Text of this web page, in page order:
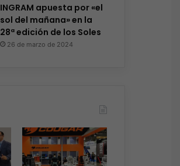
INGRAM apuesta por «el
sol del mañana» en la
28ª edición de los Soles
26 de marzo de 2024